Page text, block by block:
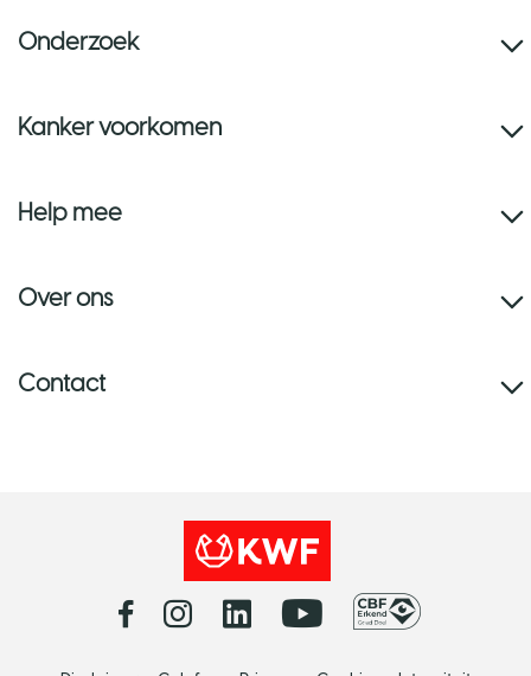
Onderzoek
Kanker voorkomen
Help mee
Over ons
Contact